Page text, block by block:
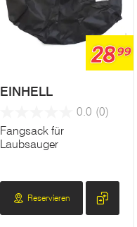
28 99
EINHELL
0.0 (0)
Fangsack für
Laubsauger
Reservieren